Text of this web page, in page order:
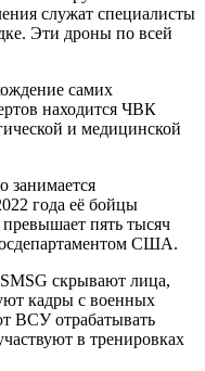
служат специалисты
Эти дроны по всей
самих
находится ЧВК
и медицинской
занимается
года её бойцы
пять тысяч
США.
скрывают лица,
кадры с военных
ВСУ отрабатывать
в тренировках